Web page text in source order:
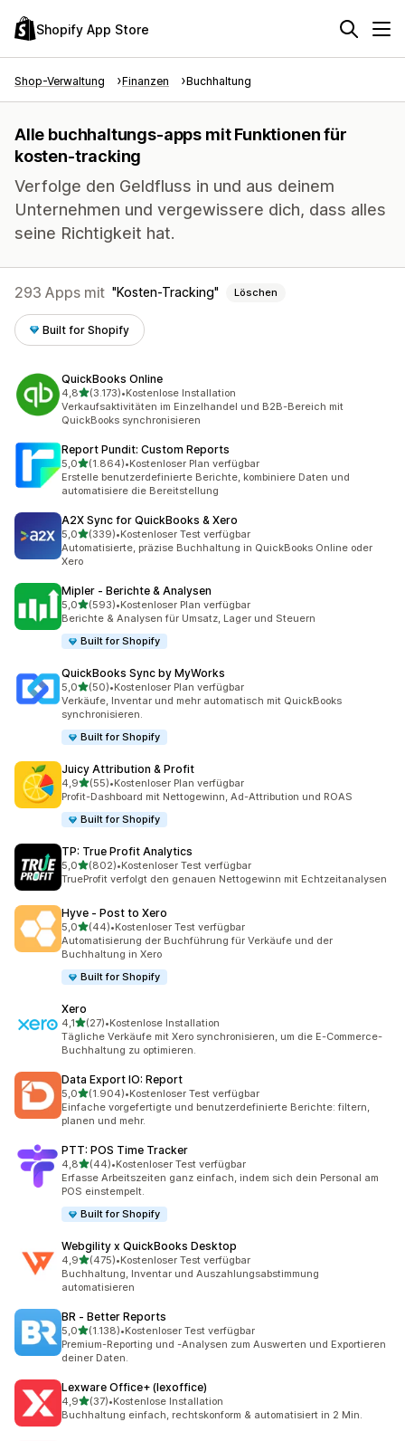
Shopify App Store
Shop-Verwaltung Finanzen Buchhaltung
Alle buchhaltungs-apps mit Funktionen für
kosten-tracking
Verfolge den Geldfluss in und aus deinem
Unternehmen und vergewissere dich, dass alles
seine Richtigkeit hat.
293 Apps mit Kosten-Tracking Löschen
Built for Shopify
QuickBooks Online
4,8von 5 Sternen
(3.173)
3173 Rezensionen insgesamt
•Kostenlose Installation
Verkaufsaktivitäten im Einzelhandel und B2B-Bereich mit
QuickBooks synchronisieren
Report Pundit: Custom Reports
5,0von 5 Sternen
(1.864)
1864 Rezensionen insgesamt
•Kostenloser Plan verfügbar
Erstelle benutzerdefinierte Berichte, kombiniere Daten und
automatisiere die Bereitstellung
A2X Sync for QuickBooks & Xero
5,0von 5 Sternen
(339)
339 Rezensionen insgesamt
•Kostenloser Test verfügbar
Automatisierte, präzise Buchhaltung in QuickBooks Online oder
Xero
Mipler ‑ Berichte & Analysen
5,0von 5 Sternen
(593)
593 Rezensionen insgesamt
•Kostenloser Plan verfügbar
Berichte & Analysen für Umsatz, Lager und Steuern
Built for Shopify
QuickBooks Sync by MyWorks
5,0von 5 Sternen
(50)
50 Rezensionen insgesamt
•Kostenloser Plan verfügbar
Verkäufe, Inventar und mehr automatisch mit QuickBooks
synchronisieren.
Built for Shopify
Juicy Attribution & Profit
4,9von 5 Sternen
(55)
55 Rezensionen insgesamt
•Kostenloser Plan verfügbar
Profit-Dashboard mit Nettogewinn, Ad-Attribution und ROAS
Built for Shopify
TP: True Profit Analytics
5,0von 5 Sternen
(802)
802 Rezensionen insgesamt
•Kostenloser Test verfügbar
TrueProfit verfolgt den genauen Nettogewinn mit Echtzeitanalysen
Hyve ‑ Post to Xero
5,0von 5 Sternen
(44)
44 Rezensionen insgesamt
•Kostenloser Test verfügbar
Automatisierung der Buchführung für Verkäufe und der
Buchhaltung in Xero
Built for Shopify
Xero
4,1von 5 Sternen
(27)
27 Rezensionen insgesamt
•Kostenlose Installation
Tägliche Verkäufe mit Xero synchronisieren, um die E-Commerce-
Buchhaltung zu optimieren.
Data Export IO: Report
5,0von 5 Sternen
(1.904)
1904 Rezensionen insgesamt
•Kostenloser Test verfügbar
Einfache vorgefertigte und benutzerdefinierte Berichte: filtern,
planen und mehr.
PTT: POS Time Tracker
4,8von 5 Sternen
(44)
44 Rezensionen insgesamt
•Kostenloser Test verfügbar
Erfasse Arbeitszeiten ganz einfach, indem sich dein Personal am
POS einstempelt.
Built for Shopify
Webgility x QuickBooks Desktop
4,9von 5 Sternen
(475)
475 Rezensionen insgesamt
•Kostenloser Test verfügbar
Buchhaltung, Inventar und Auszahlungsabstimmung
automatisieren
BR ‑ Better Reports
5,0von 5 Sternen
(1.138)
1138 Rezensionen insgesamt
•Kostenloser Test verfügbar
Premium-Reporting und -Analysen zum Auswerten und Exportieren
deiner Daten.
Lexware Office+ (lexoffice)
4,9von 5 Sternen
(37)
37 Rezensionen insgesamt
•Kostenlose Installation
Buchhaltung einfach, rechtskonform & automatisiert in 2 Min.